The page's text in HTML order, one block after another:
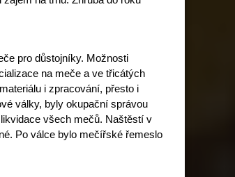
pro důstojníky. Možnosti
na meče a ve třicátých
i zpracování, přesto i
války, byly okupační správou
všech mečů. Naštěstí v
Po válce bylo mečířské řemeslo